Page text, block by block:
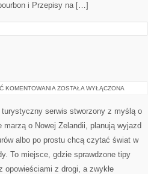
i Przepisy na […]
KOMENTOWANIA NOWA
ZOSTAŁA WYŁĄCZONA
turystyczny serwis stworzony z myślą o
marzą o Nowej Zelandii, planują wyjazd
albo po prostu chcą czytać świat w
To miejsce, gdzie sprawdzone tipy
opowieściami z drogi, a zwykłe